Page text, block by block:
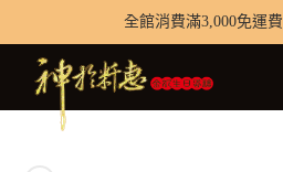
全館消費滿3,000免運費